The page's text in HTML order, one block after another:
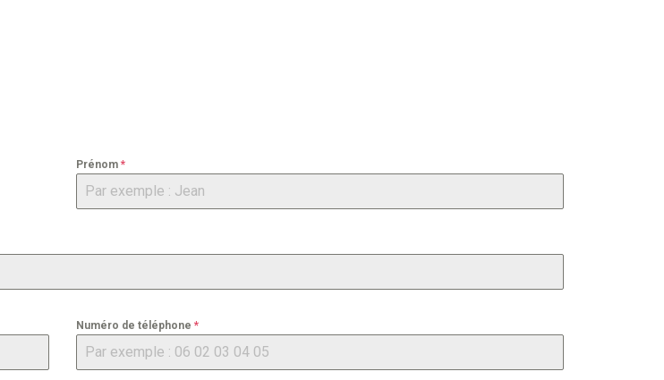
Prénom *
Numéro de téléphone *